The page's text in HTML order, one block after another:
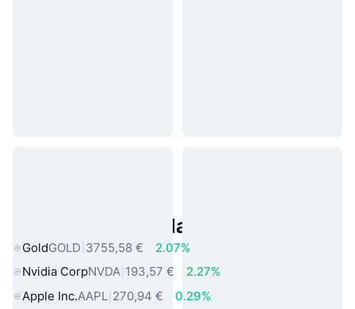
Asset reali popolari
GoldGOLD 3755,58 €
2.07%
Nvidia CorpNVDA 193,57 €
2.27%
Apple Inc.AAPL 270,94 €
0.29%